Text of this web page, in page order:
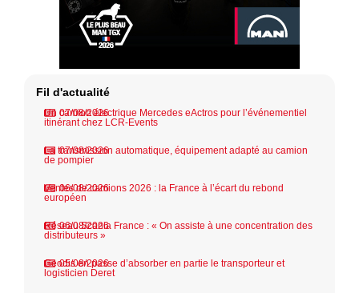
Fil d'actualité
07/08/2026
Un camion électrique Mercedes eActros pour l’événementiel
itinérant chez LCR-Events
07/08/2026
La transmission automatique, équipement adapté au camion
de pompier
06/08/2026
Ventes de camions 2026 : la France à l’écart du rebond
européen
06/08/2026
Réseau Scania France : « On assiste à une concentration des
distributeurs »
05/08/2026
Geodis en passe d’absorber en partie le transporteur et
logisticien Deret